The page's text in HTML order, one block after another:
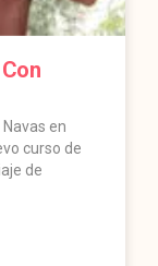
en
curso de
de